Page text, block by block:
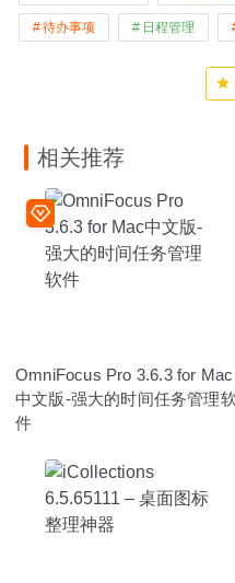
待办事项 日程管理
相关推荐
OmniFocus Pro 3.6.3 for Mac
中文版-强大的时间任务管理
件